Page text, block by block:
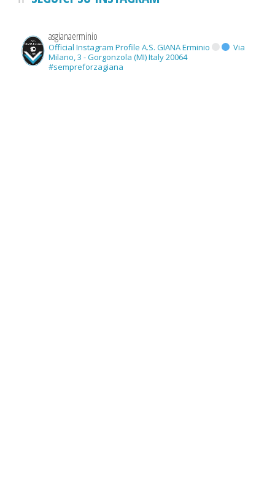
asgianaerminio
Official Instagram Profile A.S. GIANA Erminio
Via
Milano, 3 - Gorgonzola (MI) Italy 20064
#sempreforzagiana